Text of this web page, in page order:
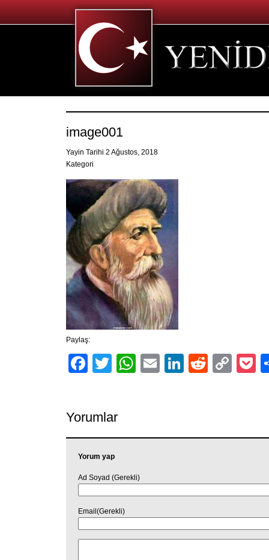
image001
Yayin Tarihi 2 Ağustos, 2018
Kategori
Paylaş:
Facebook
TwitterWhatsApp
EmailLinkedIn
Reddit
Yorumlar
Yorum yap
Ad Soyad (Gerekli)
Email(Gerekli)